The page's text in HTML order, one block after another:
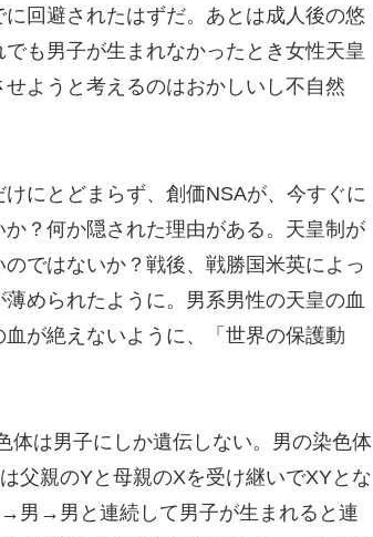
回避されたはずだ。あとは成人後の悠
も男子が生まれなかったとき女性天皇
ようと考えるのはおかしいし不自然
にとどまらず、創価NSAが、今すぐに
？何か隠された理由がある。天皇制が
ではないか？戦後、戦勝国米英によっ
められたように。男系男性の天皇の血
が絶えないように、「世界の保護動
体は男子にしか遺伝しない。男の染色体
父親のYと母親のXを受け継いでXYとな
男→男と連続して男子が生まれると連